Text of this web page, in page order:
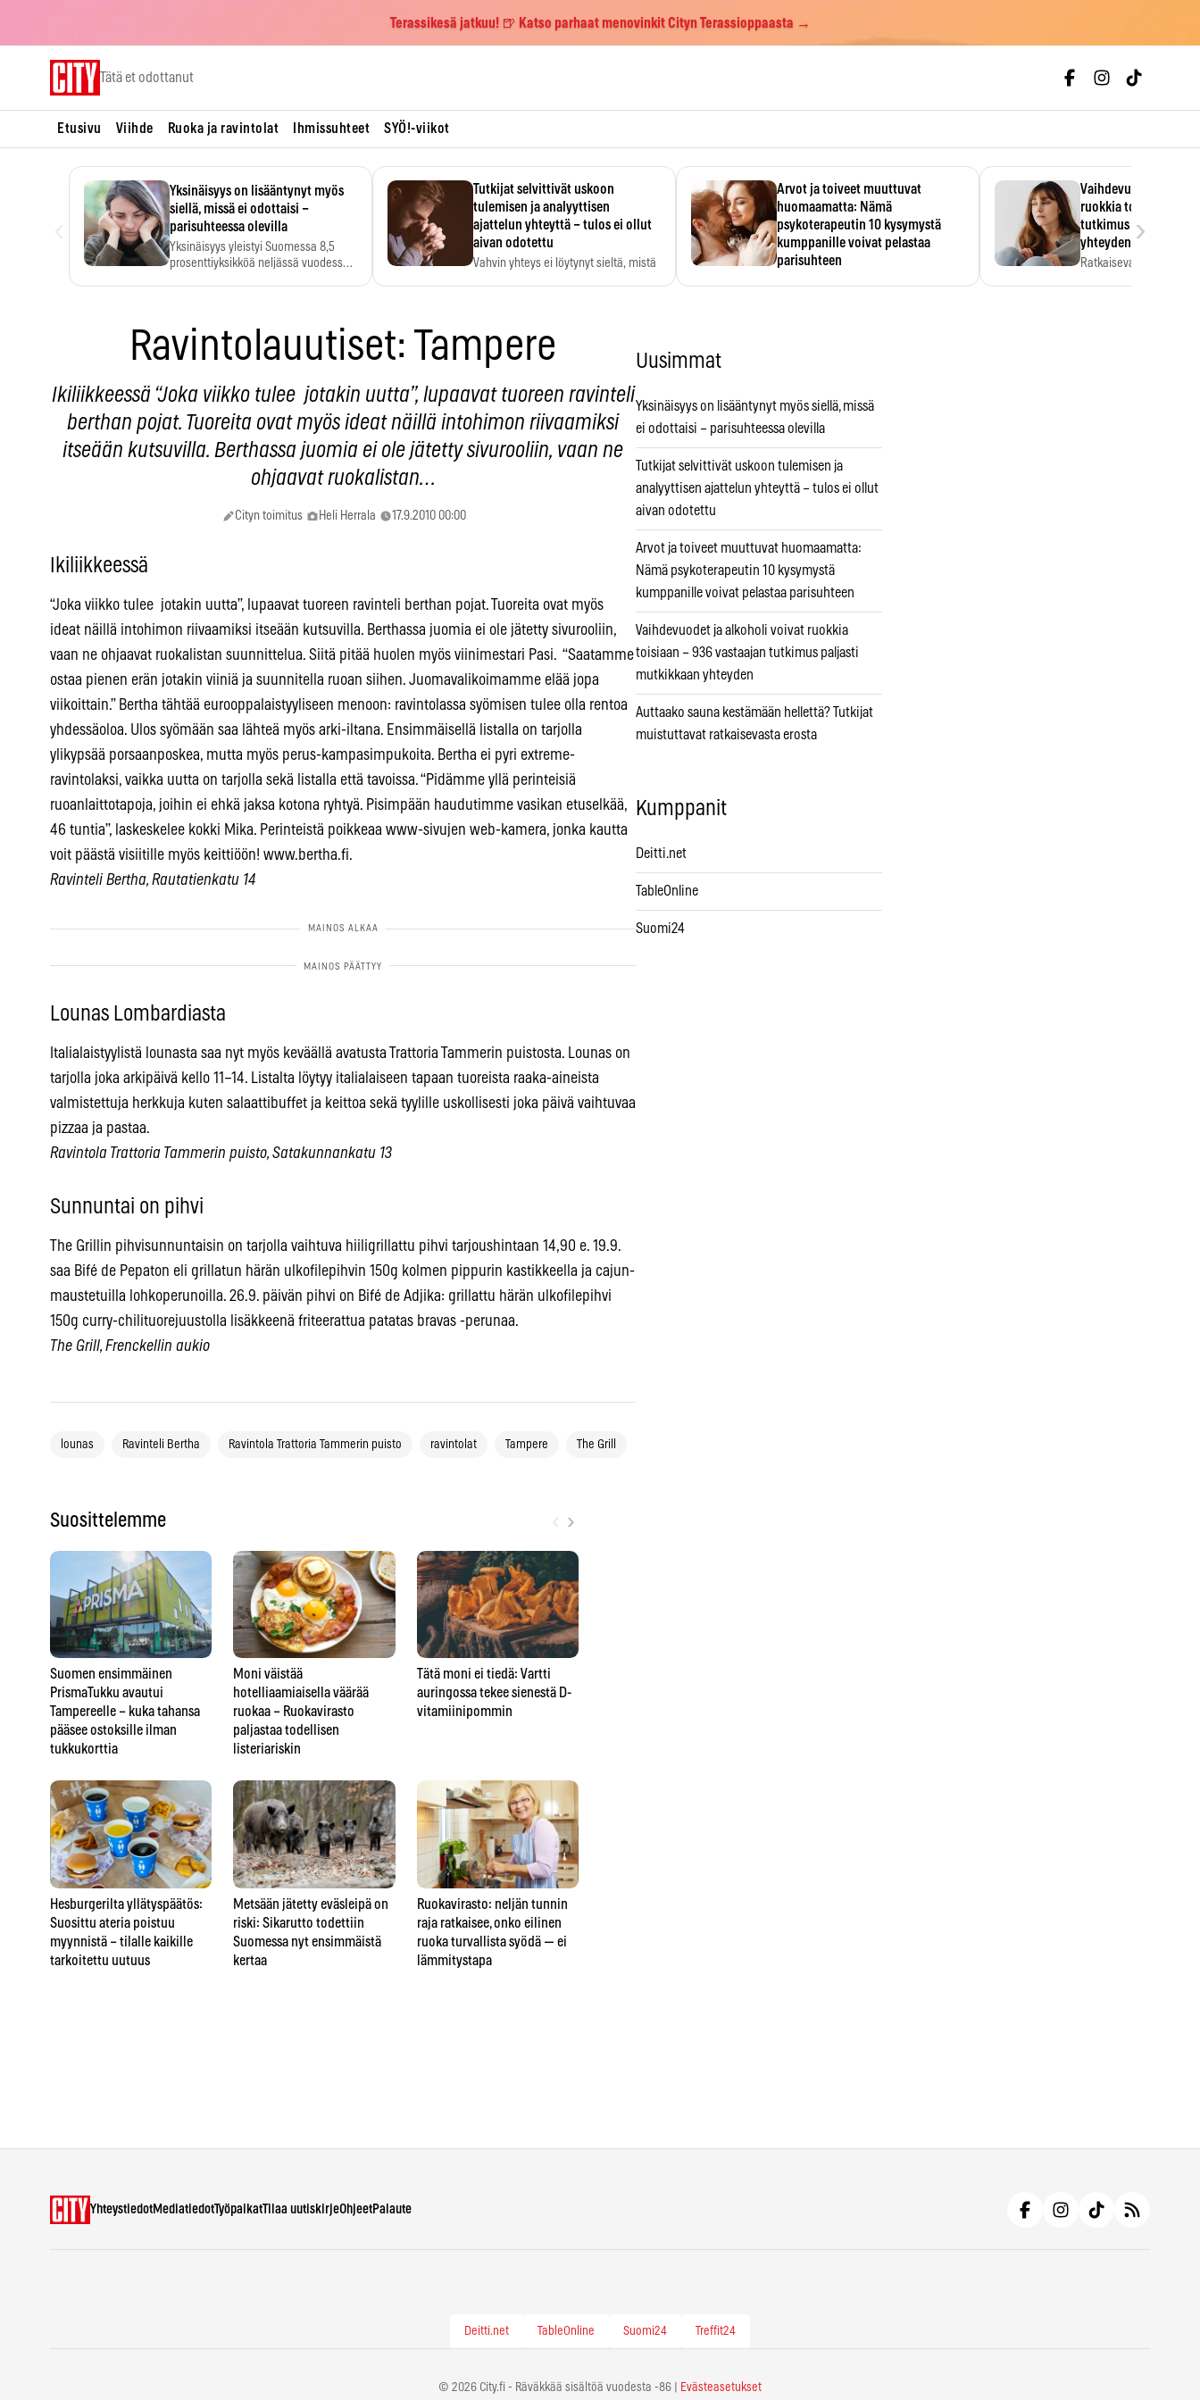
Terassikesä jatkuu! 🍺 Katso parhaat menovinkit Cityn Terassioppaasta →
Tätä et odottanut
Etusivu Viihde Ruoka ja ravintolat Ihmissuhteet SYÖ!-viikot
Yksinäisyys on lisääntynyt myös
siellä, missä ei odottaisi –
parisuhteessa olevilla
Yksinäisyys yleistyi Suomessa 8,5
prosenttiyksikköä neljässä vuodessa.
Tutkijat selvittivät uskoon
tulemisen ja analyyttisen
ajattelun yhteyttä – tulos ei ollut
aivan odotettu
Vahvin yhteys ei löytynyt sieltä, mistä
Arvot ja toiveet muuttuvat
huomaamatta: Nämä
psykoterapeutin 10 kysymystä
kumppanille voivat pelastaa
parisuhteen
Vaihdevuodet ja
ruokkia toisiaan –
tutkimus paljasti
yhteyden
Ratkaiseva tekijä ei
›
Ravintolauutiset: Tampere
Ikiliikkeessä “Joka viikko tulee jotakin uutta”, lupaavat tuoreen ravinteli
berthan pojat. Tuoreita ovat myös ideat näillä intohimon riivaamiksi
itseään kutsuvilla. Berthassa juomia ei ole jätetty sivurooliin, vaan ne
ohjaavat ruokalistan…
Cityn toimitus Heli Herrala 17.9.2010 00:00
Ikiliikkeessä
“Joka viikko tulee jotakin uutta”, lupaavat tuoreen ravinteli berthan pojat. Tuoreita ovat myös
ideat näillä intohimon riivaamiksi itseään kutsuvilla. Berthassa juomia ei ole jätetty sivurooliin,
vaan ne ohjaavat ruokalistan suunnittelua. Siitä pitää huolen myös viinimestari Pasi. “Saatamme
ostaa pienen erän jotakin viiniä ja suunnitella ruoan siihen. Juomavalikoimamme elää jopa
viikoittain.” Bertha tähtää eurooppalaistyyliseen menoon: ravintolassa syömisen tulee olla rentoa
yhdessäoloa. Ulos syömään saa lähteä myös arki-iltana. Ensimmäisellä listalla on tarjolla
ylikypsää porsaanposkea, mutta myös perus-kampasimpukoita. Bertha ei pyri extreme-
ravintolaksi, vaikka uutta on tarjolla sekä listalla että tavoissa. “Pidämme yllä perinteisiä
ruoanlaittotapoja, joihin ei ehkä jaksa kotona ryhtyä. Pisimpään haudutimme vasikan etuselkää,
46 tuntia”, laskeskelee kokki Mika. Perinteistä poikkeaa www-sivujen web-kamera, jonka kautta
voit päästä visiitille myös keittiöön! www.bertha.fi.
Ravinteli Bertha, Rautatienkatu 14
Lounas Lombardiasta
Italialaistyylistä lounasta saa nyt myös keväällä avatusta Trattoria Tammerin puistosta. Lounas on
tarjolla joka arkipäivä kello 11–14. Listalta löytyy italialaiseen tapaan tuoreista raaka-aineista
valmistettuja herkkuja kuten salaattibuffet ja keittoa sekä tyylille uskollisesti joka päivä vaihtuvaa
pizzaa ja pastaa.
Ravintola Trattoria Tammerin puisto, Satakunnankatu 13
Sunnuntai on pihvi
The Grillin pihvisunnuntaisin on tarjolla vaihtuva hiiligrillattu pihvi tarjoushintaan 14,90 e. 19.9.
saa Bifé de Pepaton eli grillatun härän ulkofilepihvin 150g kolmen pippurin kastikkeella ja cajun-
maustetuilla lohkoperunoilla. 26.9. päivän pihvi on Bifé de Adjika: grillattu härän ulkofilepihvi
150g curry-chilituorejuustolla lisäkkeenä friteerattua patatas bravas -perunaa.
The Grill, Frenckellin aukio
lounas Ravinteli Bertha Ravintola Trattoria Tammerin puisto ravintolat Tampere The Grill
Suosittelemme ›
Suomen ensimmäinen
PrismaTukku avautui
Tampereelle – kuka tahansa
pääsee ostoksille ilman
tukkukorttia
Hesburgerilta yllätyspäätös:
Suosittu ateria poistuu
myynnistä – tilalle kaikille
tarkoitettu uutuus
Moni väistää
hotelliaamiaisella väärää
ruokaa – Ruokavirasto
paljastaa todellisen
listeriariskin
Metsään jätetty eväsleipä on
riski: Sikarutto todettiin
Suomessa nyt ensimmäistä
kertaa
Tätä moni ei tiedä: Vartti
auringossa tekee sienestä D-
vitamiinipommin
Ruokavirasto: neljän tunnin
raja ratkaisee, onko eilinen
ruoka turvallista syödä — ei
lämmitystapa
Uusimmat
Yksinäisyys on lisääntynyt myös siellä, missä
ei odottaisi – parisuhteessa olevilla
Tutkijat selvittivät uskoon tulemisen ja
analyyttisen ajattelun yhteyttä – tulos ei ollut
aivan odotettu
Arvot ja toiveet muuttuvat huomaamatta:
Nämä psykoterapeutin 10 kysymystä
kumppanille voivat pelastaa parisuhteen
Vaihdevuodet ja alkoholi voivat ruokkia
toisiaan – 936 vastaajan tutkimus paljasti
mutkikkaan yhteyden
Auttaako sauna kestämään hellettä? Tutkijat
muistuttavat ratkaisevasta erosta
Kumppanit
Deitti.net
TableOnline
Suomi24
YhteystiedotMediatiedotTyöpaikatTilaa uutiskirjeOhjeetPalaute
Deitti.net TableOnline Suomi24 Treffit24
© 2026 City.fi - Räväkkää sisältöä vuodesta -86 | Evästeasetukset